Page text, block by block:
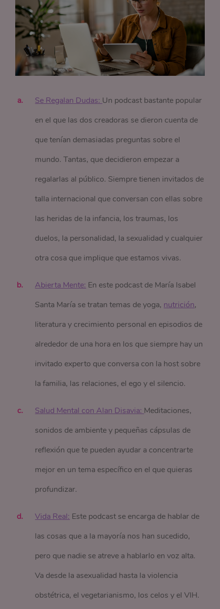
Se Regalan Dudas: Un podcast bastante popular
en el que las dos creadoras se dieron cuenta de
que tenían demasiadas preguntas sobre el
mundo. Tantas, que decidieron empezar a
regalarlas al público. Siempre tienen invitados de
talla internacional que conversan con ellas sobre
las heridas de la infancia, los traumas, los
duelos, la personalidad, la sexualidad y cualquier
otra cosa que implique que estamos vivas.
Abierta Mente: En este podcast de María Isabel
Santa María se tratan temas de yoga, nutrición,
literatura y crecimiento personal en episodios de
alrededor de una hora en los que siempre hay un
invitado experto que conversa con la host sobre
la familia, las relaciones, el ego y el silencio.
Salud Mental con Alan Disavia: Meditaciones,
sonidos de ambiente y pequeñas cápsulas de
reflexión que te pueden ayudar a concentrarte
mejor en un tema específico en el que quieras
profundizar.
Vida Real: Este podcast se encarga de hablar de
las cosas que a la mayoría nos han sucedido,
pero que nadie se atreve a hablarlo en voz alta.
Va desde la asexualidad hasta la violencia
obstétrica, el vegetarianismo, los celos y el VIH.